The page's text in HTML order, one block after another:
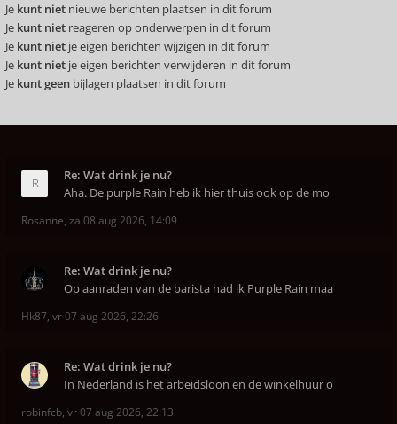
Je kunt niet nieuwe berichten plaatsen in dit forum
Je kunt niet reageren op onderwerpen in dit forum
Je kunt niet je eigen berichten wijzigen in dit forum
Je kunt niet je eigen berichten verwijderen in dit forum
Je kunt geen bijlagen plaatsen in dit forum
Re: Wat drink je nu?
Aha. De purple Rain heb ik hier thuis ook op de mo
Rosanne, za 08 aug 2026, 14:09
Re: Wat drink je nu?
Op aanraden van de barista had ik Purple Rain maa
Hk87, vr 07 aug 2026, 22:26
Re: Wat drink je nu?
In Nederland is het arbeidsloon en de winkelhuur o
robinfcb, vr 07 aug 2026, 22:13